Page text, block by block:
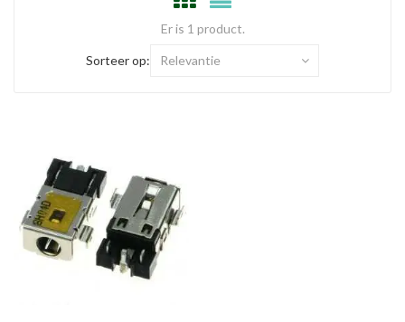
Er is 1 product.
Sorteer op: Relevantie